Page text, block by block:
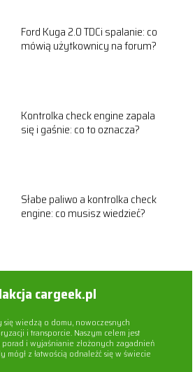
Ford Kuga 2.0 TDCi spalanie: co
mówią użytkownicy na forum?
Kontrolka check engine zapala
się i gaśnie: co to oznacza?
Słabe paliwo a kontrolka check
engine: co musisz wiedzieć?
cargeek.pl
wiedzą o domu, nowoczesnych
i transporcie. Naszym celem jest
i wyjaśnianie złożonych zagadnień
z łatwością odnaleźć się w świecie